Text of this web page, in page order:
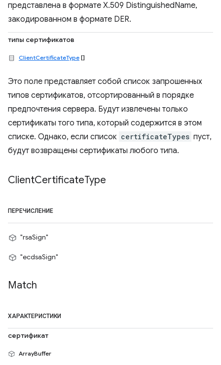
представлена в формате X.509 DistinguishedName,
закодированном в формате DER.
типы сертификатов
ClientCertificateType []
Это поле представляет собой список запрошенных
типов сертификатов, отсортированный в порядке
предпочтения сервера. Будут извлечены только
сертификаты того типа, который содержится в этом
списке. Однако, если список certificateTypes пуст,
будут возвращены сертификаты любого типа.
ClientCertificateType
ПЕРЕЧИСЛЕНИЕ
"rsaSign"
"ecdsaSign"
Match
ХАРАКТЕРИСТИКИ
сертификат
ArrayBuffer